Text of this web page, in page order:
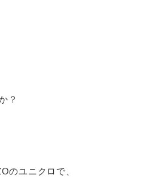
？
のユニクロで、